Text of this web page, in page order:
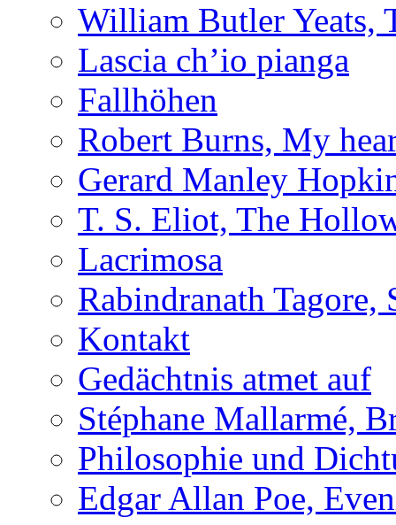
William Butler Yeats,
Lascia ch’io pianga
Fallhöhen
Robert Burns, My
Gerard Manley
T. S. Eliot, The
Lacrimosa
Rabindranath
Kontakt
Gedächtnis atmet auf
Stéphane Mallarmé,
Philosophie und
Edgar Allan Poe,